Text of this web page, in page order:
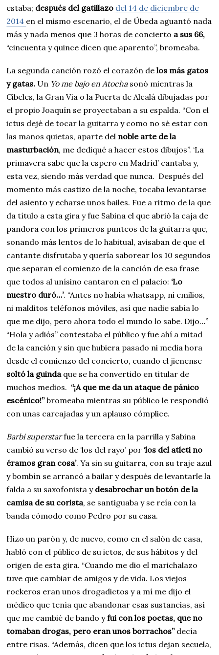
estaba; después del gatillazo del 14 de diciembre de
2014 en el mismo escenario, el de Úbeda aguantó nada
más y nada menos que 3 horas de concierto a sus 66,
“cincuenta y quince dicen que aparento”, bromeaba.
La segunda canción rozó el corazón delos más gatos
y gatas. Un Yo me bajo en Atochasonó mientras la
Cibeles, la Gran Vía o la Puerta de Alcalá dibujadas por
el propio Joaquín se proyectaban a su espalda. “Con el
ictus dejé de tocar la guitarra y como no sé estar con
las manos quietas, aparte del noble arte de la
masturbación, me dediqué a hacer estos dibujos”. ‘La
primavera sabe que la espero en Madrid’ cantaba y,
esta vez, siendo más verdad que nunca. Después del
momento más castizo de la noche, tocaba levantarse
del asiento y echarse unos bailes. Fue a ritmo de la que
da título a esta gira y fue Sabina el que abrió la caja de
pandora con los primeros punteos de la guitarra que,
sonando más lentos de lo habitual, avisaban de que el
cantante disfrutaba y quería saborear los 10 segundos
que separan el comienzo de la canción de esa frase
que todos al unísino cantaron en el palacio: ‘Lo
nuestro duró…’. “Antes no había whatsapp, ni emilios,
ni malditos teléfonos móviles, así que nadie sabía lo
que me dijo, pero ahora todo el mundo lo sabe. Dijo…”
“Hola y adiós” contestaba el público y fue ahí a mitad
de la canción y sin que hubiera pasado ni media hora
desde el comienzo del concierto, cuando el jienense
soltó la guindaque se ha convertido en titular de
muchos medios. “¡A que me da un ataque de pánico
escénico!”bromeaba mientras su público le respondió
con unas carcajadas y un aplauso cómplice.
Barbi superstarfue la tercera en la parrilla y Sabina
cambió su verso de ‘los del rayo’ por ‘los del atleti no
éramos gran cosa’. Ya sin su guitarra, con su traje azul
y bombín se arrancó a bailar y después de levantarle la
falda a su saxofonista y desabrochar un botón de la
camisa de su corista, se santiguaba y se reía con la
banda cómodo como Pedro por su casa.
Hizo un parón y, de nuevo, como en el salón de casa,
habló con el público de su ictos, de sus hábitos y del
origen de esta gira. “Cuando me dio el marichalazo
tuve que cambiar de amigos y de vida. Los viejos
rockeros eran unos drogadictos y a mí me dijo el
médico que tenía que abandonar esas sustancias, así
que me cambié de bando yfui con los poetas, que no
tomaban drogas, pero eran unos borrachos”decía
entre risas. “Además, dicen que los ictus dejan secuela,